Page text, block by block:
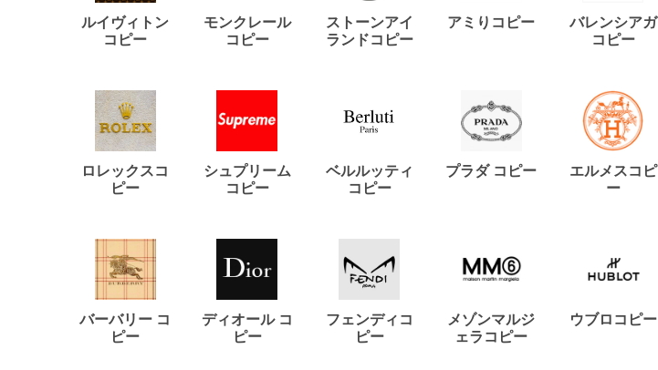
ルイヴィトン
コピー
モンクレール
コピー
ストーンアイ
ランドコピー
アミりコピー
バレンシアガ
コピー
ロレックスコ
ピー
シュプリーム
コピー
ベルルッティ
コピー
プラダ コピー
エルメスコピ
ー
バーバリー コ
ピー
ディオール コ
ピー
フェンディコ
ピー
メゾンマルジ
ェラコピー
ウブロコピー